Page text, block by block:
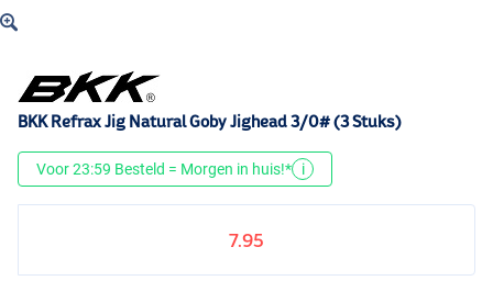
BKK Refrax Jig Natural Goby Jighead 3/0# (3 Stuks)
Voor 23:59 Besteld = Morgen in huis!* i
7.95